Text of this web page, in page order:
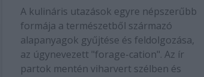
A kulináris utazások egyre népszerűbb
formája a természetből származó
alapanyagok gyűjtése és feldolgozása,
az úgynevezett "forage-cation". Az ír
partok mentén viharvert szélben és